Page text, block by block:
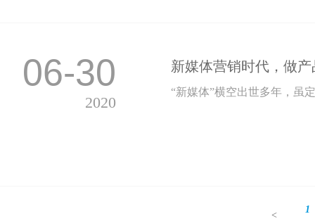
06-30
2020
新媒体营销时代，做
“新媒体”横空出世多年，虽
<
1